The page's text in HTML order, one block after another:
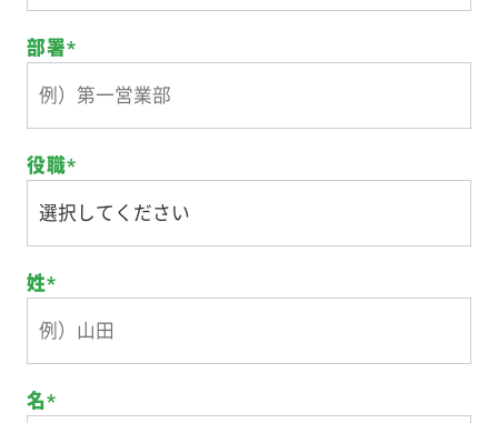
部署*
役職*
姓*
名*